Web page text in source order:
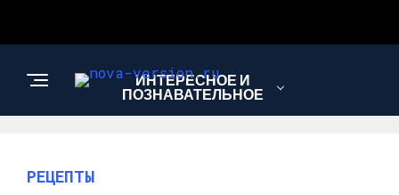
ИНТЕРЕСНОЕ И
ПОЗНАВАТЕЛЬНОЕ
РЕЦЕПТЫ